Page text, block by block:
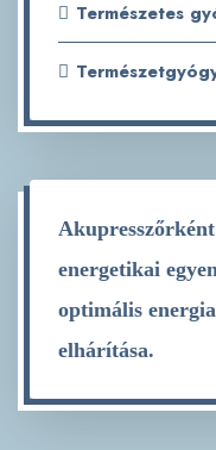
Természetes
energetikai
optimális
elhárítása.